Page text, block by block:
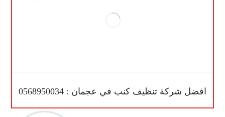
افضل شركة تنظيف كنب في عجمان : 0568950034